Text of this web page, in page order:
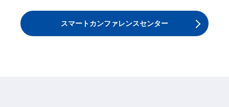
スマートカンファレンスセンター